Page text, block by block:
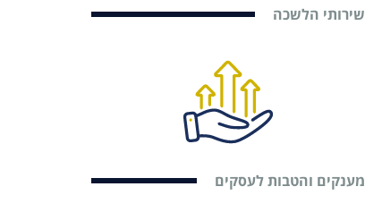
שירותי הלשכה
מענקים והטבות לעסקים